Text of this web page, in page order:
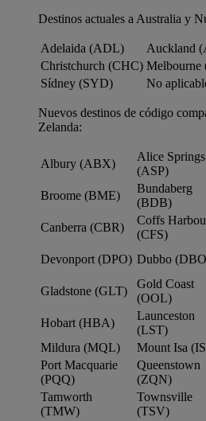
Destinos actuales a Australia y
Adelaida (ADL) Auckland
Christchurch (CHC)
Sídney (SYD)
No
Nuevos destinos de código
Zelanda:
Albury (ABX)
Alice Springs
(ASP)
Broome (BME)
Bundaberg
(BDB)
Canberra (CBR)
Coffs
(CFS)
Devonport (DPO) Dubbo
Gladstone (GLT)
Gold Coast
(OOL)
Hobart (HBA)
Launceston
(LST)
Mildura (MQL)
Mount Isa
Port Macquarie
(PQQ)
Queenstown
(ZQN)
Tamworth
(TMW)
Townsville
(TSV)